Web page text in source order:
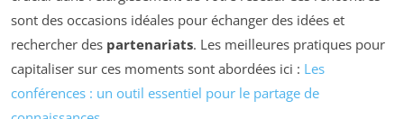
sont des occasions idéales pour échanger des idées et
rechercher des partenariats. Les meilleures pratiques pour
capitaliser sur ces moments sont abordées ici : Les
conférences : un outil essentiel pour le partage de